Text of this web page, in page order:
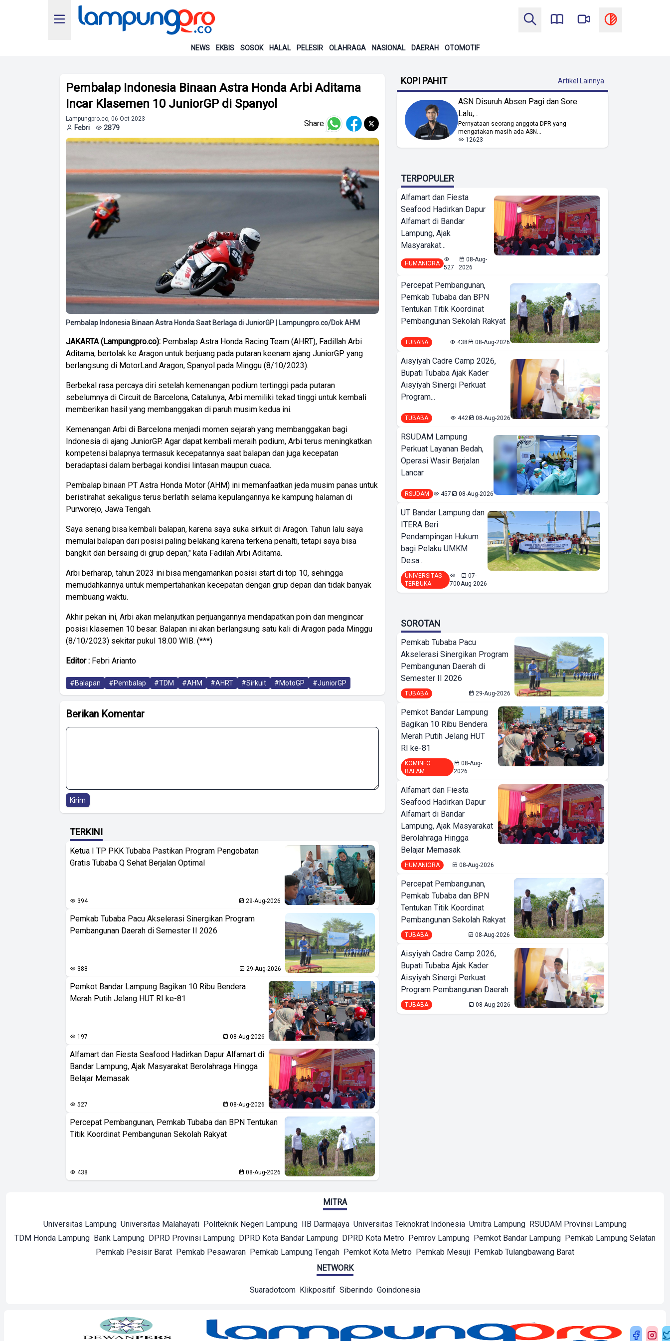
NEWS EKBIS SOSOK HALAL PELESIR OLAHRAGA NASIONAL DAERAH OTOMOTIF
Pembalap Indonesia Binaan Astra Honda Arbi Aditama
Incar Klasemen 10 JuniorGP di Spanyol
Lampungpro.co, 06-Oct-2023
Febri 2879 Share
Pembalap Indonesia Binaan Astra Honda Saat Berlaga di JuniorGP | Lampungpro.co/Dok AHM
JAKARTA (Lampungpro.co): Pembalap Astra Honda Racing Team (AHRT), Fadillah Arbi
Aditama, bertolak ke Aragon untuk berjuang pada putaran keenam ajang JuniorGP yang
berlangsung di MotorLand Aragon, Spanyol pada Minggu (8/10/2023).
Berbekal rasa percaya diri setelah kemenangan podium tertinggi pada putaran
sebelumnya di Circuit de Barcelona, Catalunya, Arbi memiliki tekad tinggi untuk kembali
memberikan hasil yang membanggakan di paruh musim kedua ini.
Kemenangan Arbi di Barcelona menjadi momen sejarah yang membanggakan bagi
Indonesia di ajang JuniorGP. Agar dapat kembali meraih podium, Arbi terus meningkatkan
kompetensi balapnya termasuk kecepatannya saat balapan dan juga kecepatan
beradaptasi dalam berbagai kondisi lintasan maupun cuaca.
Pembalap binaan PT Astra Honda Motor (AHM) ini memanfaatkan jeda musim panas untuk
beristirahat sekaligus terus berlatih selama kepulangannya ke kampung halaman di
Purworejo, Jawa Tengah.
Saya senang bisa kembali balapan, karena saya suka sirkuit di Aragon. Tahun lalu saya
memulai balapan dari posisi paling belakang karena terkena penalti, tetapi saya bisa
bangkit dan bersaing di grup depan," kata Fadilah Arbi Aditama.
Arbi berharap, tahun 2023 ini bisa mengamankan posisi start di top 10, sehingga
memudahkannya untuk mempertahankan kecepatan dengan grup depan dan tidak banyak
membuang waktu.
Akhir pekan ini, Arbi akan melanjutkan perjuangannya mendapatkan poin dan mengincar
posisi klasemen 10 besar. Balapan ini akan berlangsung satu kali di Aragon pada Minggu
(8/10/2023) sekitar pukul 18.00 WIB. (***)
Editor : Febri Arianto
#Balapan #Pembalap #TDM #AHM #AHRT #Sirkuit #MotoGP #JuniorGP
Berikan Komentar
Kirim
TERKINI
Ketua I TP PKK Tubaba Pastikan Program Pengobatan
Gratis Tubaba Q Sehat Berjalan Optimal
394 29-Aug-2026
Pemkab Tubaba Pacu Akselerasi Sinergikan Program
Pembangunan Daerah di Semester II 2026
388 29-Aug-2026
Pemkot Bandar Lampung Bagikan 10 Ribu Bendera
Merah Putih Jelang HUT RI ke-81
197 08-Aug-2026
Alfamart dan Fiesta Seafood Hadirkan Dapur Alfamart di
Bandar Lampung, Ajak Masyarakat Berolahraga Hingga
Belajar Memasak
527 08-Aug-2026
Percepat Pembangunan, Pemkab Tubaba dan BPN Tentukan
Titik Koordinat Pembangunan Sekolah Rakyat
438 08-Aug-2026
KOPI PAHIT Artikel Lainnya
ASN Disuruh Absen Pagi dan Sore.
Lalu,...
Pernyataan seorang anggota DPR yang
mengatakan masih ada ASN...
12623
TERPOPULER
Alfamart dan Fiesta
Seafood Hadirkan Dapur
Alfamart di Bandar
Lampung, Ajak
Masyarakat...
HUMANIORA
527
08-Aug-
2026
Percepat Pembangunan,
Pemkab Tubaba dan BPN
Tentukan Titik Koordinat
Pembangunan Sekolah Rakyat
TUBABA 438 08-Aug-2026
Aisyiyah Cadre Camp 2026,
Bupati Tubaba Ajak Kader
Aisyiyah Sinergi Perkuat
Program...
TUBABA 442 08-Aug-2026
RSUDAM Lampung
Perkuat Layanan Bedah,
Operasi Wasir Berjalan
Lancar
RSUDAM 457 08-Aug-2026
UT Bandar Lampung dan
ITERA Beri
Pendampingan Hukum
bagi Pelaku UMKM
Desa...
UNIVERSITAS
TERBUKA
700
07-
Aug-2026
SOROTAN
Pemkab Tubaba Pacu
Akselerasi Sinergikan Program
Pembangunan Daerah di
Semester II 2026
TUBABA 29-Aug-2026
Pemkot Bandar Lampung
Bagikan 10 Ribu Bendera
Merah Putih Jelang HUT
RI ke-81
KOMINFO
BALAM
08-Aug-
2026
Alfamart dan Fiesta
Seafood Hadirkan Dapur
Alfamart di Bandar
Lampung, Ajak Masyarakat
Berolahraga Hingga
Belajar Memasak
HUMANIORA 08-Aug-2026
Percepat Pembangunan,
Pemkab Tubaba dan BPN
Tentukan Titik Koordinat
Pembangunan Sekolah Rakyat
TUBABA 08-Aug-2026
Aisyiyah Cadre Camp 2026,
Bupati Tubaba Ajak Kader
Aisyiyah Sinergi Perkuat
Program Pembangunan Daerah
TUBABA 08-Aug-2026
MITRA
Universitas Lampung Universitas Malahayati Politeknik Negeri Lampung IIB Darmajaya Universitas Teknokrat Indonesia Umitra Lampung RSUDAM Provinsi Lampung
TDM Honda Lampung Bank Lampung DPRD Provinsi Lampung DPRD Kota Bandar Lampung DPRD Kota Metro Pemrov Lampung Pemkot Bandar Lampung Pemkab Lampung Selatan
Pemkab Pesisir Barat Pemkab Pesawaran Pemkab Lampung Tengah Pemkot Kota Metro Pemkab Mesuji Pemkab Tulangbawang Barat
NETWORK
Suaradotcom Klikpositif Siberindo Goindonesia